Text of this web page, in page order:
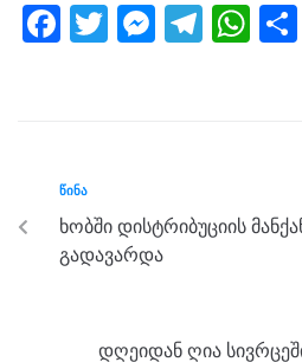
F
b
o
o
T
M
g
er
T
m
W
p
ᲬᲘᲜᲐ
ხობში დისტრიბუციის
გადავარდა
დღეიდან ღია